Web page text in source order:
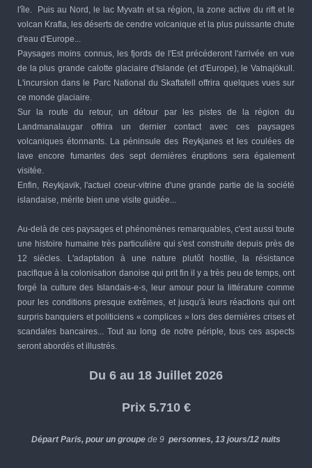
l'île. Puis au Nord, le lac Myvatn et sa région, la zone active du rift et le
volcan Krafla, les déserts de cendre volcanique et la plus puissante chute
d'eau d'Europe...
Paysages moins connus, les fjords de l'Est précéderont l'arrivée en vue
de la plus grande calotte glaciaire d'Islande (et d'Europe), le Vatnajökull.
L'incursion dans le Parc National du Skaftafell offrira quelques vues sur
ce monde glaciaire.
Sur la route du retour, un détour par les pistes de la région du
Landmanalaugar offrira un dernier contact avec ces paysages
volcaniques étonnants. La péninsule des Reykjanes et les coulées de
lave encore fumantes des sept dernières éruptions sera également
visitée.
Enfin, Reykjavik, l'actuel coeur-vitrine d'une grande partie de la société
islandaise, mérite bien une visite guidée...
Au-delà de ces paysages et phénomènes remarquables, c'est aussi toute
une histoire humaine très particulière qui s'est construite depuis près de
12 siècles. L'adaptation à une nature plutôt hostile, la résistance
pacifique à la colonisation danoise qui prit fin il y a très peu de temps, ont
forgé la culture des Islandais-e-s, leur amour pour la littérature comme
pour les conditions presque extrêmes, et jusqu'à leurs réactions qui ont
surpris banquiers et politiciens « complices » lors des dernières crises et
scandales bancaires... Tout au long de notre périple, tous ces aspects
seront abordés et illustrés.
Du 6 au 18 Juillet 2026
Prix 5.710 €
Départ Paris, pour un groupe de 9 personnes, 13 jours/12 nuits